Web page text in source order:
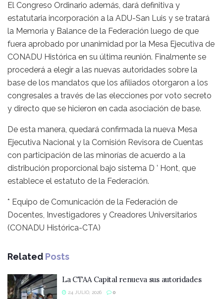
El Congreso Ordinario además, dará definitiva y
estatutaria incorporación a la ADU-San Luis y se tratará
la Memoria y Balance de la Federación luego de que
fuera aprobado por unanimidad por la Mesa Ejecutiva de
CONADU Histórica en su última reunión. Finalmente se
procederá a elegir a las nuevas autoridades sobre la
base de los mandatos que los afiliados otorgaron a los
congresales a través de las elecciones por voto secreto
y directo que se hicieron en cada asociación de base.
De esta manera, quedará confirmada la nueva Mesa
Ejecutiva Nacional y la Comisión Revisora de Cuentas
con participación de las minorías de acuerdo a la
distribución proporcional bajo sistema D ’ Hont, que
establece el estatuto de la Federación.
* Equipo de Comunicación de la Federación de
Docentes, Investigadores y Creadores Universitarios
(CONADU Histórica-CTA)
Related Posts
La CTAA Capital renueva sus autoridades
24 JULIO, 2026 0